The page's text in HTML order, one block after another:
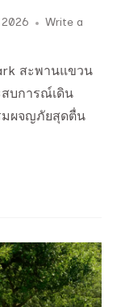
2026
Write a
สะพานแขวน
สบการณ์เดิน
มผจญภัยสุดตื่น